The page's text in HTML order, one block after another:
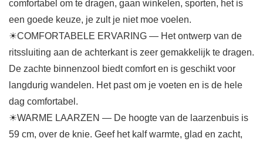
comfortabel om te dragen, gaan winkelen, sporten, het is
een goede keuze, je zult je niet moe voelen.
☀COMFORTABELE ERVARING — Het ontwerp van de
ritssluiting aan de achterkant is zeer gemakkelijk te dragen.
De zachte binnenzool biedt comfort en is geschikt voor
langdurig wandelen. Het past om je voeten en is de hele
dag comfortabel.
☀WARME LAARZEN — De hoogte van de laarzenbuis is
59 cm, over de knie. Geef het kalf warmte, glad en zacht,